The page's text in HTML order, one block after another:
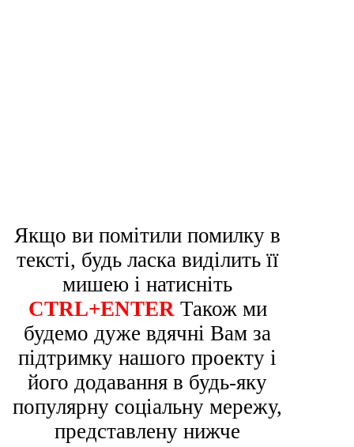
Якщо ви помітили помилку в
тексті, будь ласка виділить її
мишею і натисніть
CTRL+ENTER Також ми
будемо дуже вдячні Вам за
підтримку нашого проекту і
його додавання в будь-яку
популярну соціальну мережу,
представлену нижче